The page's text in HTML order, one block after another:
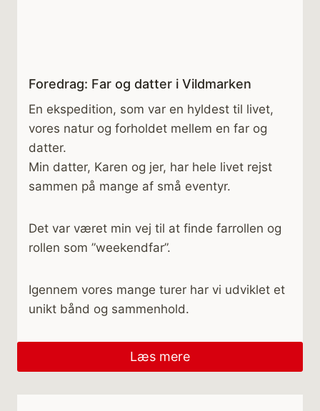
Foredrag: Far og datter i Vildmarken
En ekspedition, som var en hyldest til livet,
vores natur og forholdet mellem en far og
datter.
Min datter, Karen og jer, har hele livet rejst
sammen på mange af små eventyr.
Det var været min vej til at finde farrollen og
rollen som ”weekendfar”.
Igennem vores mange turer har vi udviklet et
unikt bånd og sammenhold.
Læs mere